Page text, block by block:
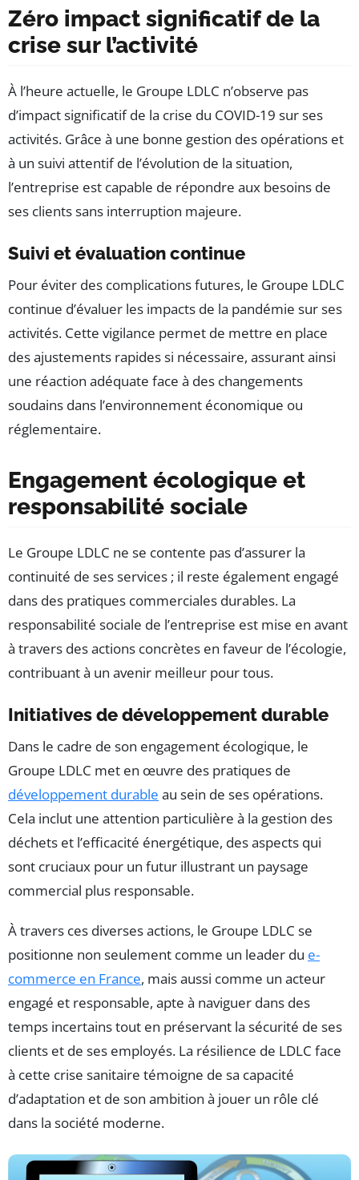
Zéro impact significatif de la
crise sur l’activité
À l’heure actuelle, le Groupe LDLC n’observe pas
d’impact significatif de la crise du COVID-19 sur ses
activités. Grâce à une bonne gestion des opérations et
à un suivi attentif de l’évolution de la situation,
l’entreprise est capable de répondre aux besoins de
ses clients sans interruption majeure.
Suivi et évaluation continue
Pour éviter des complications futures, le Groupe LDLC
continue d’évaluer les impacts de la pandémie sur ses
activités. Cette vigilance permet de mettre en place
des ajustements rapides si nécessaire, assurant ainsi
une réaction adéquate face à des changements
soudains dans l’environnement économique ou
réglementaire.
Engagement écologique et
responsabilité sociale
Le Groupe LDLC ne se contente pas d’assurer la
continuité de ses services ; il reste également engagé
dans des pratiques commerciales durables. La
responsabilité sociale de l’entreprise est mise en avant
à travers des actions concrètes en faveur de l’écologie,
contribuant à un avenir meilleur pour tous.
Initiatives de développement durable
Dans le cadre de son engagement écologique, le
Groupe LDLC met en œuvre des pratiques de
développement durable au sein de ses opérations.
Cela inclut une attention particulière à la gestion des
déchets et l’efficacité énergétique, des aspects qui
sont cruciaux pour un futur illustrant un paysage
commercial plus responsable.
À travers ces diverses actions, le Groupe LDLC se
positionne non seulement comme un leader du e-
commerce en France, mais aussi comme un acteur
engagé et responsable, apte à naviguer dans des
temps incertains tout en préservant la sécurité de ses
clients et de ses employés. La résilience de LDLC face
à cette crise sanitaire témoigne de sa capacité
d’adaptation et de son ambition à jouer un rôle clé
dans la société moderne.